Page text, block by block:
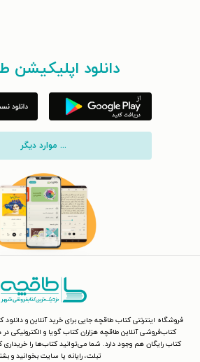
دانلود اپلیکیشن
... موارد دیگر
فروشگاه اینترنتی کتاب طاقچه جایی برای خرید آنلاین و
کتاب‌فروشی آنلاین طاقچه هزاران کتاب گویا و
کتاب رایگان هم وجود دارد. شما می‌توانید کتاب‌ها را خریداری
تبلت، رایانه یا سایت بخوانید و